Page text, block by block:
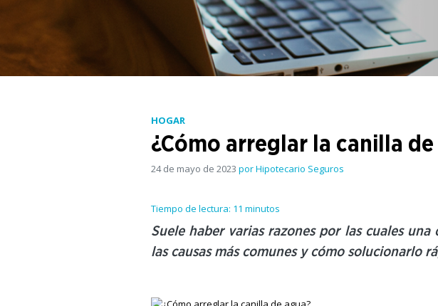
HOGAR
¿Cómo arreglar la canilla de
24 de mayo de 2023 por Hipotecario Seguros
Tiempo de lectura: 11 minutos
Suele haber varias razones por las cuales
las causas más comunes y cómo solucionarlo